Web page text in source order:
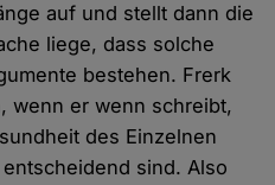
auf und stellt dann die
liege, dass solche
bestehen. Frerk
wenn er wenn schreibt,
des Einzelnen
sind. Also